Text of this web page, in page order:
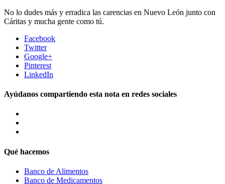
No lo dudes más y erradica las carencias en Nuevo León junto con
Cáritas y mucha gente como tú.
Facebook
Twitter
Google+
Pinterest
LinkedIn
Ayúdanos compartiendo esta nota en redes sociales
Qué hacemos
Banco de Alimentos
Banco de Medicamentos